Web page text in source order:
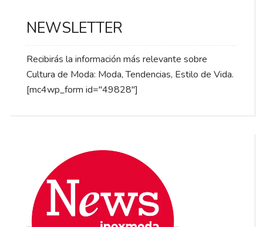
NEWSLETTER
Recibirás la información más relevante sobre
Cultura de Moda: Moda, Tendencias, Estilo de Vida.
[mc4wp_form id="49828"]